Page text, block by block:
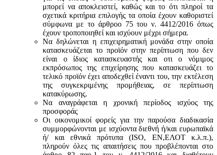
μπορεί να αποκλειστεί, καθώς και το ότι πληροί τα
σχετικά κριτήρια επιλογής τα οποία έχουν καθοριστεί
σύμφωνα με τo άρθροo 75 του ν. 4412/2016 όπως
έχουν τροποποιηθεί και ισχύουν μέχρι σήμερα.
Να δηλώνεται η επιχειρηματική μονάδα στην οποία
κατασκευάζεται το προϊόν στην περίπτωση που δεν
είναι ο ίδιος κατασκευαστής και oτι ο νόμιμος
εκπρόσωπος της επιχείρησης που κατασκευάζει το
τελικό προϊόν έχει αποδεχθεί έναντι του, την εκτέλεση
της συγκεκριμένης προμήθειας, σε περίπτωση
κατακύρωσης.
Να αναγράφεται η χρονική περίοδος ισχύος της
προσφοράς
Οι οικονομικοί φορείς για την παρούσα διαδικασία
συμμορφώνονται με ισχύοντα διεθνή ή/και ευρωπαϊκά
ή/ και εθνικά πρότυπα (ISO, ΕΝ,ΕΛΟΤ κ.λ.π.),
πληρούν όλες τις απαιτήσεις που προβλέπονται στο